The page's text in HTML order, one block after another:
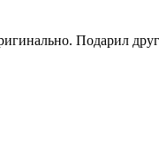
Подарил